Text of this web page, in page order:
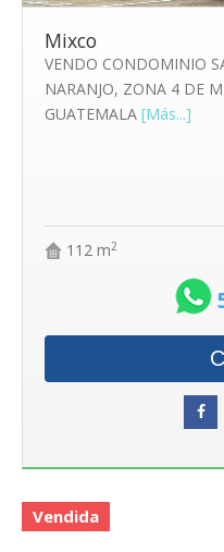
Mixco
VENDO CONDOMINIO
NARANJO, ZONA 4 DE
GUATEMALA [Más...]
112 m2
Vendida